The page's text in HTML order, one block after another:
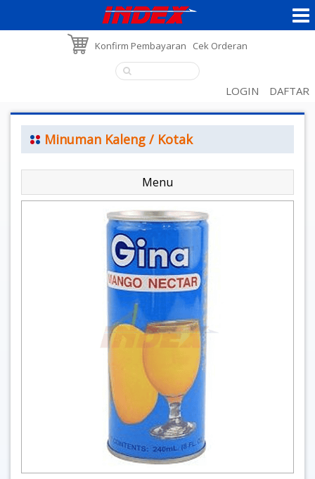
Konfirm Pembayaran Cek Orderan
LOGIN DAFTAR
Minuman Kaleng / Kotak
Menu